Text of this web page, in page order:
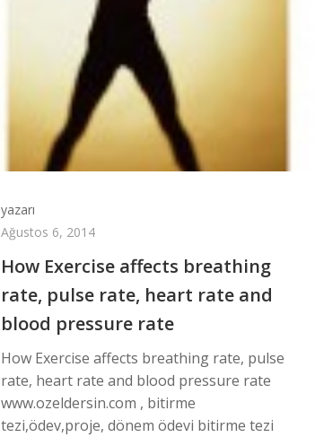
yazarı
Ağustos 6, 2014
How Exercise affects breathing
rate, pulse rate, heart rate and
blood pressure rate
How Exercise affects breathing rate, pulse
rate, heart rate and blood pressure rate
www.ozeldersin.com , bitirme
tezi,ödev,proje, dönem ödevi bitirme tezi